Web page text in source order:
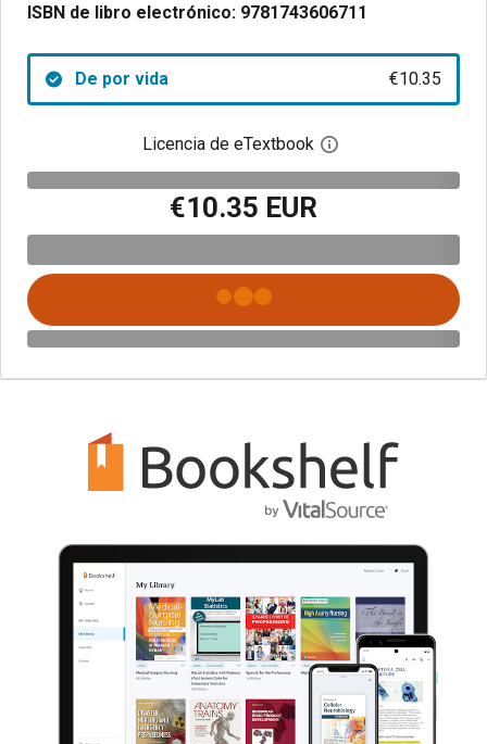
ISBN de libro electrónico: 9781743606711
De por vida €10.35
Licencia de eTextbook Abre el cuadro de
€10.35 EUR